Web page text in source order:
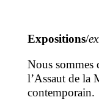
Expositions/
Nous sommes
l’Assaut de la
contemporain.